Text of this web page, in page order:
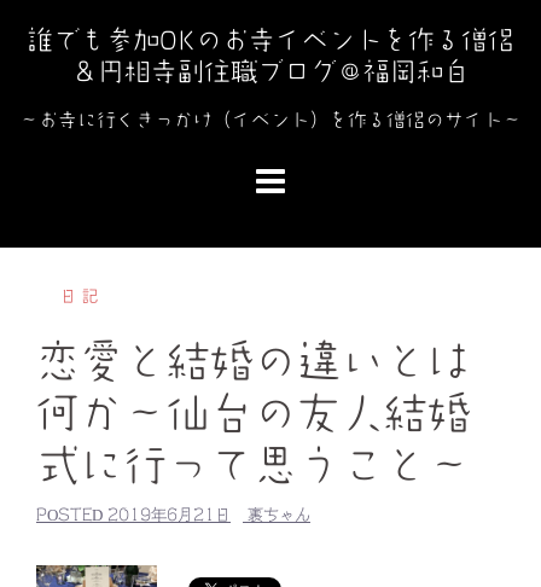
キ
誰でも参加OKのお寺イベントを作る僧侶
＆円相寺副住職ブログ＠福岡和白
～お寺に行くきっかけ（イベント）を作る僧侶のサイト～
日記
恋愛と結婚の違いとは
何か～仙台の友人結婚
式に行って思うこと～
POSTED 2019年6月21日 裏ちゃん